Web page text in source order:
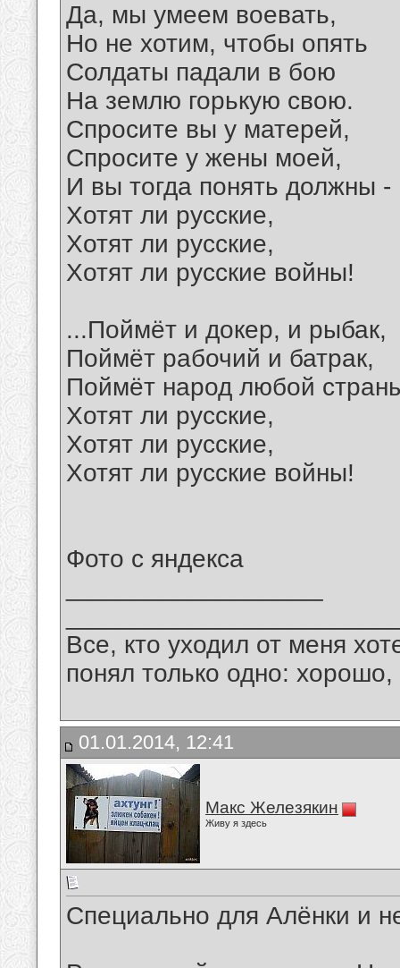
Да, мы умеем воевать,
Но не хотим, чтобы опять
Солдаты падали в бою
На землю горькую свою.
Спросите вы у матерей,
Спросите у жены моей,
И вы тогда понять должны -
Хотят ли русские,
Хотят ли русские,
Хотят ли русские войны!
...Поймёт и докер, и рыбак,
Поймёт рабочий и батрак,
Поймёт народ любой
Хотят ли русские,
Хотят ли русские,
Хотят ли русские войны!
Фото с яндекса
Все, кто уходил от меня
понял только одно:
01.01.2014, 12:41
Макс Железякин
Живу я здесь
Специально для Алёнки и